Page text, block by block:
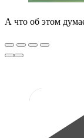
А что об этом